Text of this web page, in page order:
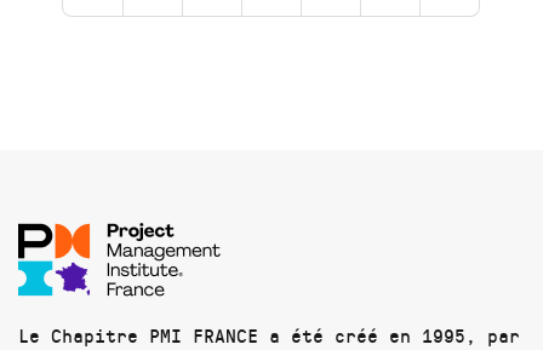
Le Chapitre PMI FRANCE a été créé en 1995, par